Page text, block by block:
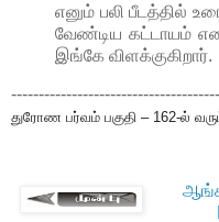
எனும் பலி பீடத்தில்
வேண்டிய கட்டாயம்
இங்கே விளக்குகிறார்.
துரோண பர்வம் பகுதி – 162-ல்